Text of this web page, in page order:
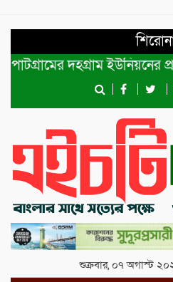
দহগ্রাম ইউনিয়নের প্রধান
শুক্রবার, ০৭ অগাস্ট